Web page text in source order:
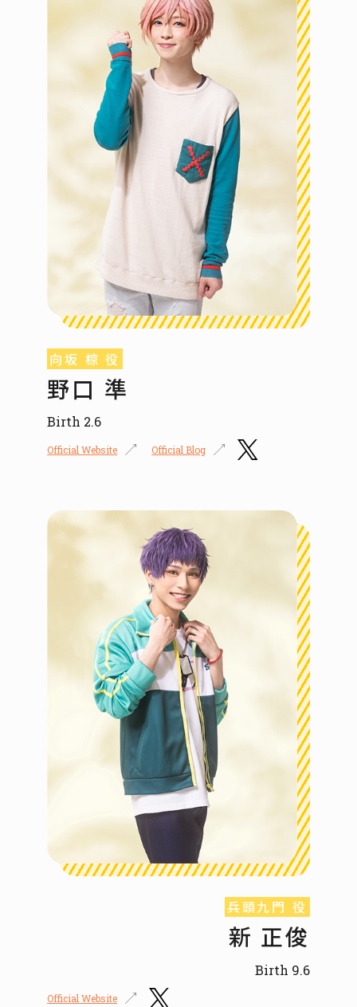
向坂 椋 役
野口 準
Birth 2.6
Official Website Official Blog
兵頭九門 役
新 正俊
Birth 9.6
Official Website